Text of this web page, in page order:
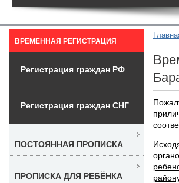
ВРЕМЕННАЯ РЕГИСТРАЦИЯ
Регистрация граждан РФ
Регистрация граждан СНГ
ПОСТОЯННАЯ ПРОПИСКА
ПРОПИСКА ДЛЯ РЕБЁНКА